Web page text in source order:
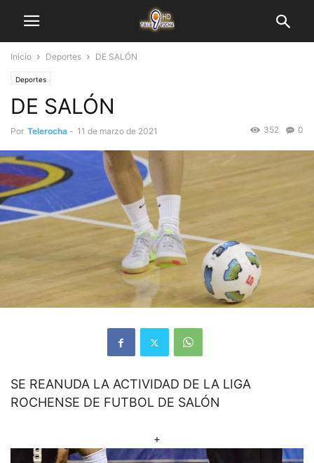
Inicio Deportes DE SALÓN
Deportes
DE SALÓN
Por Telerocha - 11 de marzo de 2021 0
352
SE REANUDA LA ACTIVIDAD DE LA LIGA
ROCHENSE DE FUTBOL DE SALÓN
+